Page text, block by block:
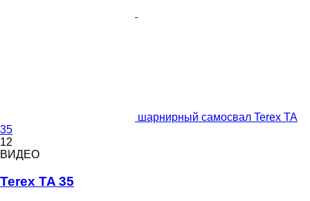
шарнирный самосвал Terex TA
35
12
ВИДЕО
Terex TA 35